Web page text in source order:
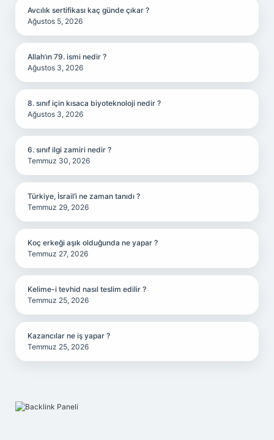
Avcılık sertifikası kaç günde çıkar ?
Ağustos 5, 2026
Allah’ın 79. ismi nedir ?
Ağustos 3, 2026
8. sınıf için kısaca biyoteknoloji nedir ?
Ağustos 3, 2026
6. sınıf ilgi zamiri nedir ?
Temmuz 30, 2026
Türkiye, İsrail’i ne zaman tanıdı ?
Temmuz 29, 2026
Koç erkeği aşık olduğunda ne yapar ?
Temmuz 27, 2026
Kelime-i tevhid nasıl teslim edilir ?
Temmuz 25, 2026
Kazancılar ne iş yapar ?
Temmuz 25, 2026